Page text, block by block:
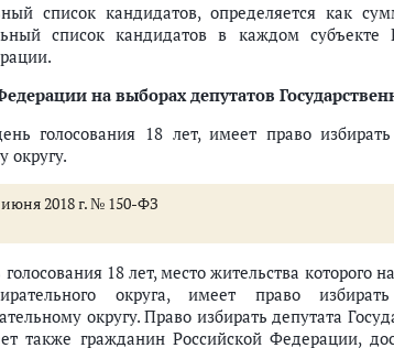
Российской Федерации
список кандидатов, определяется как
список кандидатов в каждом субъекте
на выборах депутатов
голосования 18 лет, имеет право избирать
округу.
июня 2018 г. № 150-ФЗ
18 лет, место жительства которого
округа, имеет право
округу. Право избирать депутата
также гражданин Российской Федерации,